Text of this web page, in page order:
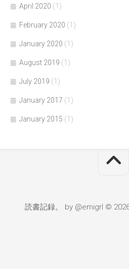
April 2020 (1)
February 2020 (1)
January 2020 (1)
August 2019 (1)
July 2019 (1)
January 2017 (1)
January 2015 (1)
読書記録。 by @emigrl ©